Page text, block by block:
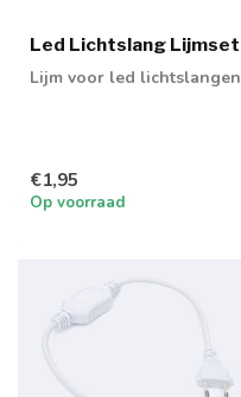
Led Lichtslang Lijmset
Lijm voor led lichtslangen
€1,95
Op voorraad